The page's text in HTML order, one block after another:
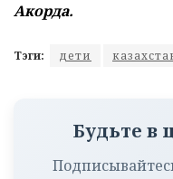
Акорда.
Тэги: дети
Будьте в